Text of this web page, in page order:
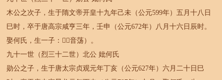
木公之次子，生于隋文帝开皇十九年己未（公元599年）五月十八日
巳时，卒于唐高宗咸亨三年，壬申（公元672年）八月十六日辰时。
娶何氏，生一子：（音荡）。
九十一世（烈三十二世）北公 妣何氏
勋公之子，生于唐太宗贞观元年丁亥（公元627年）六月二十日巳